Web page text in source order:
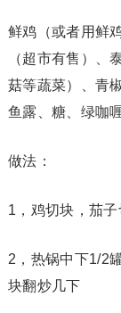
鲜鸡（或者用鲜
（超市有售）、
菇等蔬菜）、青
鱼露、糖、绿咖
做法：
1，鸡切块，茄
2，热锅中下1/2
块翻炒几下